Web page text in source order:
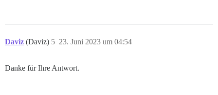
Daviz (Daviz) 23. Juni 2023 um 04:54
5
Danke für Ihre Antwort.